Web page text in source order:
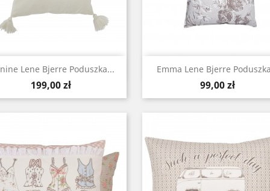
Lene Bjerre Poduszka...
Cena
199,00 zł
 Szybki podgląd Emma Lene Bjerre
Cena
99,00 zł
Szybki podgląd